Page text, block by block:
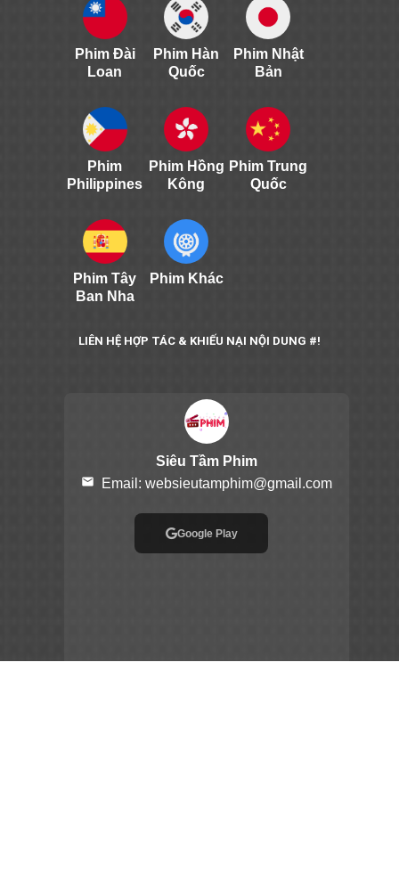
Phim Đài
Loan
Phim Hàn
Quốc
Phim Nhật
Bản
Phim
Philippines
Phim Hồng
Kông
Phim Trung
Quốc
Phim Tây
Ban Nha
Phim Khác
LIÊN HỆ HỢP TÁC & KHIẾU NẠI NỘI DUNG #!
Siêu Tầm Phim
email Email: websieutamphim@gmail.com
Google Play